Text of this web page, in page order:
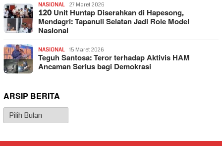
NASIONAL 27 Maret 2026
120 Unit Huntap Diserahkan di Hapesong,
Mendagri: Tapanuli Selatan Jadi Role Model
Nasional
NASIONAL 15 Maret 2026
Teguh Santosa: Teror terhadap Aktivis HAM
Ancaman Serius bagi Demokrasi
ARSIP BERITA
Arsip
Berita